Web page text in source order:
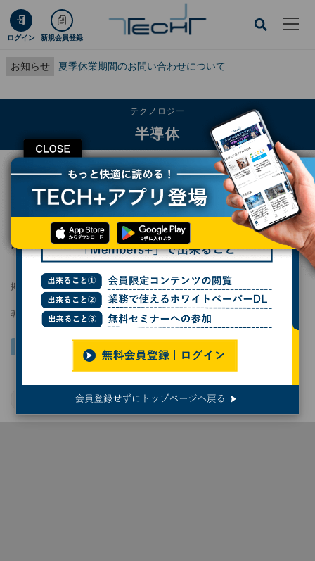
ログイン 新規会員登録
お知らせ 夏季休業期間のお問い合わせについて
CLOSE
テクノロジー
半導体
TECH+ テクノロジー
半導体
旭化成、先端パッケージ向け感光性ポリイミドフィルムを開発 PLP対応で生産
旭化成、先端パッケージ向け感光性ポリイミ
ドフィルムを開発 PLP対応で生産性向上へ
掲載日 2026/05/21 14:22
著者： 小林行雄
先端パッケージング 日本の半導体業界 半導体材料